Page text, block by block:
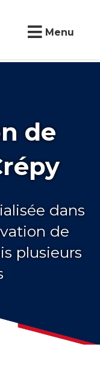
Menu
de
dans
de
plusieurs